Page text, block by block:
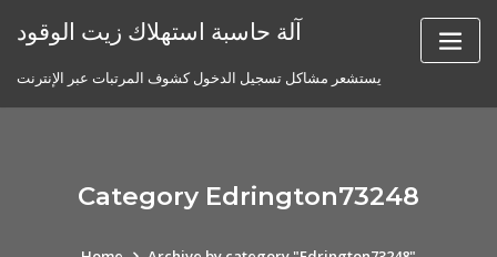
آلة حاسبة استهلاك زيت الوقود
يستشعر مشاكل تسجيل الدخول كشوف المرتبات عبر الإنترنت
Category Edrington73248